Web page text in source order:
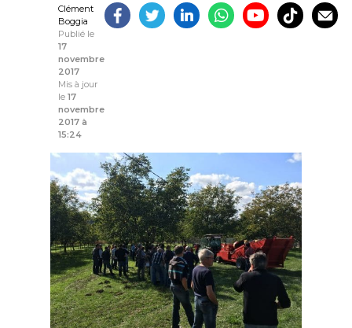
Clément
Boggia
Publié le
17
novembre
2017
Mis à jour
le 17
novembre
2017 à
15:24